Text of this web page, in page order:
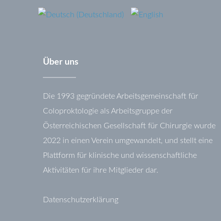
Über uns
Die 1993 gegründete Arbeitsgemeinschaft für
Coloproktologie als Arbeitsgruppe der
Österreichischen Gesellschaft für Chirurgie wurde
2022 in einen Verein umgewandelt, und stellt eine
Plattform für klinische und wissenschaftliche
Aktivitäten für ihre Mitglieder dar.
Datenschutzerklärung